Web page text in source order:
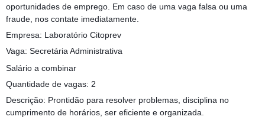
oportunidades de emprego. Em caso de uma vaga falsa ou uma
fraude, nos contate imediatamente.
Empresa: Laboratório Citoprev
Vaga: Secretária Administrativa
Salário a combinar
Quantidade de vagas: 2
Descrição: Prontidão para resolver problemas, disciplina no
cumprimento de horários, ser eficiente e organizada.